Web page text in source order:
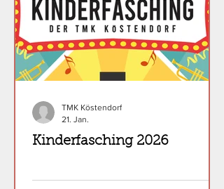
Kinderfasching 2026
TMK Köstendorf
21. Jan.